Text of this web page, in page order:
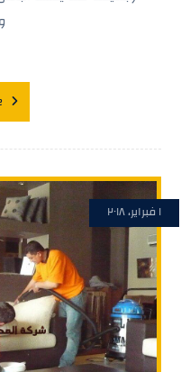
١ فبراير، ٢٠١٨